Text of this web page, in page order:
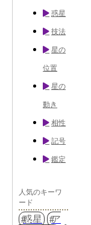
惑星
技法
星の
位置
星の
動き
相性
記号
鑑定
人気のキーワ
ード
惑星
ア